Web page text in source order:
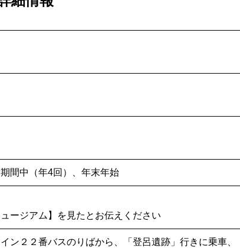
間中（年4回）、年末年始
ージアム】を見たとお伝えください
ン２２番バスのりばから、「登呂遺跡」行きに乗車、